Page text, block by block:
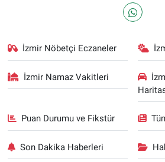
İzmir Nöbetçi Eczaneler
İzmir Namaz Vakitleri
Puan Durumu ve Fikstür
Son Dakika Haberleri